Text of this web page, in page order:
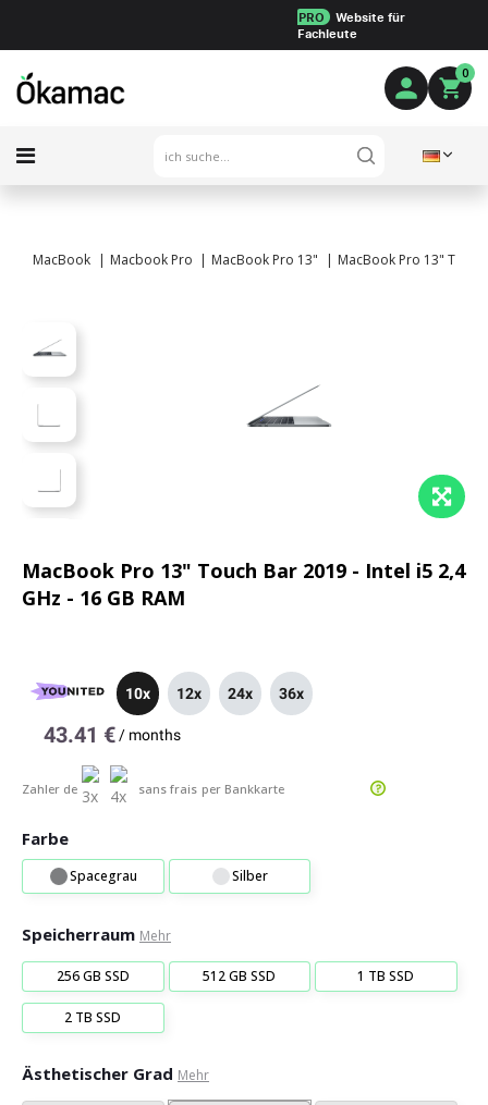
PRO
Website für
Fachleute
0
MacBook Macbook Pro MacBook Pro 13" MacBook Pro 13"
MacBook Pro 13" Touch Bar 2019 - Intel i5 2,4
GHz - 16 GB RAM
10x 12x 24x 36x
43.41 € / months
Zahler de sans frais per Bankkarte
Farbe
Spacegrau Silber
Speicherraum Mehr
256 GB SSD 512 GB SSD 1 TB SSD
2 TB SSD
Ästhetischer Grad Mehr